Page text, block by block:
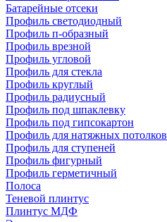
Батарейные отсеки
Профиль светодиодный
Профиль п-образный
Профиль врезной
Профиль угловой
Профиль для стекла
Профиль круглый
Профиль радиусный
Профиль под шпаклевку
Профиль под гипсокартон
Профиль для натяжных потолков
Профиль для ступеней
Профиль фигурный
Профиль герметичный
Полоса
Теневой плинтус
Плинтус МДФ